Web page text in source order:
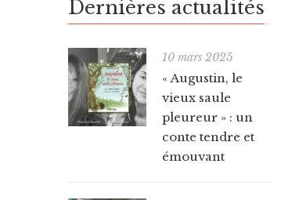
Dernières actualités
10 mars 2025
« Augustin, le
vieux saule
pleureur » : un
conte tendre et
émouvant